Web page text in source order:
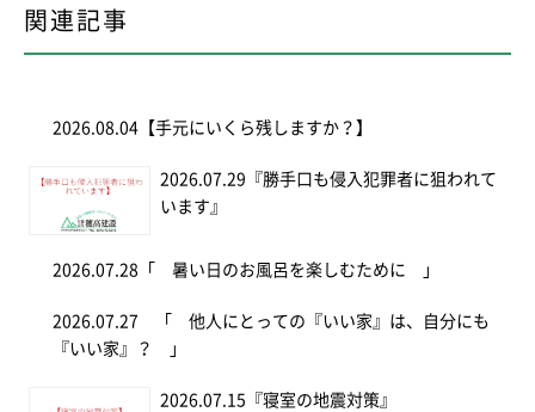
関連記事
2026.08.04 【手元にいくら残しますか？】
2026.07.29 『勝手口も侵入犯罪者に狙われて
います』
2026.07.28 「 暑い日のお風呂を楽しむために 」
2026.07.27 「 他人にとっての『いい家』は、自分にも
『いい家』？ 」
2026.07.15 『寝室の地震対策』